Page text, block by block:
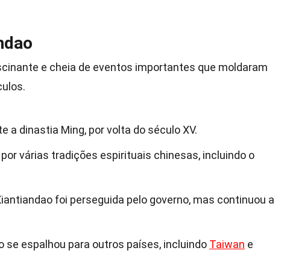
e cheia de eventos importantes que moldaram
a dinastia Ming, por volta do século XV.
várias tradições espirituais chinesas, incluindo o
foi perseguida pelo governo, mas continuou a
se espalhou para outros países, incluindo Taiwan e